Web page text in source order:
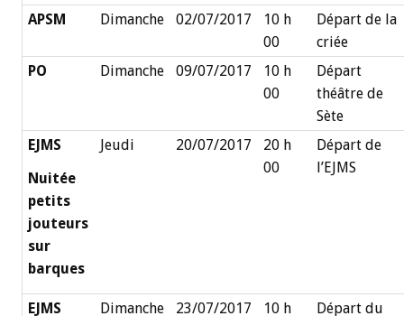
APSM
Dimanche 02/07/2017
10 h
00
Départ de la
criée
PO
Dimanche 09/07/2017
10 h
00
Départ
théâtre de
Sète
EJMS
Nuitée
petits
jouteurs
sur
barques
Jeudi 20/07/2017
20 h
00
Départ de
l’EJMS
EJMS Dimanche 23/07/2017
10 h
Départ du